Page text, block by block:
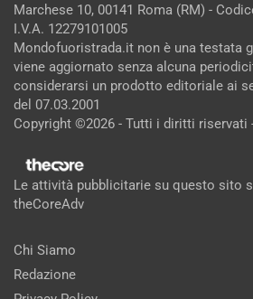
Marchese 10, 00141 Roma (RM) -
I.V.A. 12279101005
Mondofuoristrada.it non è una testata
viene aggiornato senza alcuna
considerarsi un prodotto editoriale ai
del 07.03.2001
Copyright ©2026 - Tutti i diritti riservati
Le attività pubblicitarie su questo sito
theCoreAdv
Chi Siamo
Redazione